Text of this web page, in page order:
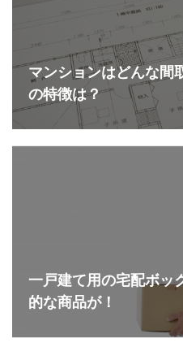
マンションはどんな間
の特徴は？
一戸建て用の宅配ボッ
的な商品が！